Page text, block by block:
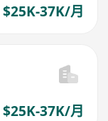
$25K-37K/月
$25K-37K/月